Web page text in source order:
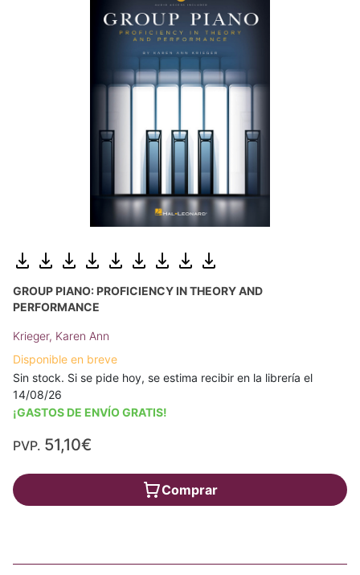
GROUP PIANO: PROFICIENCY IN THEORY AND
PERFORMANCE
Krieger, Karen Ann
Disponible en breve
Sin stock. Si se pide hoy, se estima recibir en la librería el
14/08/26
¡GASTOS DE ENVÍO GRATIS!
PVP. 51,10€
Comprar